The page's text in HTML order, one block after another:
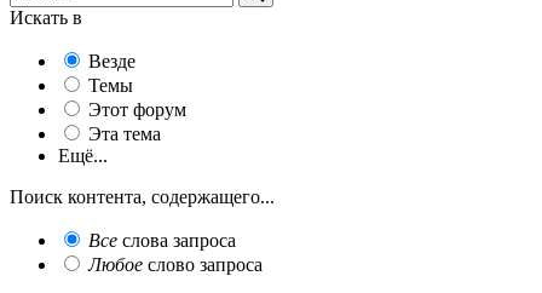
Искать в
Везде
Темы
Этот форум
Эта тема
Ещё...
Поиск контента, содержащего...
Все слова запроса
Любое слово запроса